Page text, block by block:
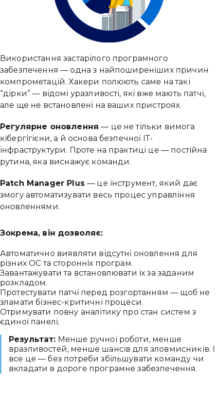
Використання застарілого програмного
забезпечення — одна з найпоширеніших причин
компрометацій. Хакери полюють саме на такі
“дірки” — відомі уразливості, які вже мають патчі,
але ще не встановлені на ваших пристроях.
Регулярне оновлення — це не тільки вимога
кібергігієни, а й основа безпечної ІТ-
інфраструктури. Проте на практиці це — постійна
рутина, яка виснажує команди.
Patch Manager Plus— це інструмент, який дає
змогу автоматизувати весь процес управління
оновленнями.
Зокрема, він дозволяє:
Автоматично виявляти відсутні оновлення для
різних ОС та сторонніх програм.
Завантажувати та встановлювати їх за заданим
розкладом.
Протестувати патчі перед розгортанням — щоб не
зламати бізнес-критичні процеси.
Отримувати повну аналітику про стан систем з
єдиної панелі.
Результат: Менше ручної роботи, менше
вразливостей, менше шансів для зловмисників. І
все це — без потреби збільшувати команду чи
вкладати в дороге програмне забезпечення.